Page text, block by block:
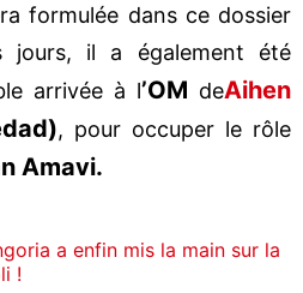
formulée dans ce dossier
jours, il a également été
arrivée à l’OM deAihen
, pour occuper le rôle
Amavi.
a enfin mis la main sur la
!